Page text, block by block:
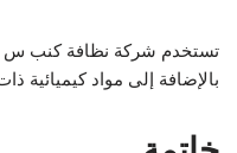
تستخدم شركة نظافة كنب س
بالإضافة إلى مواد كيميائية